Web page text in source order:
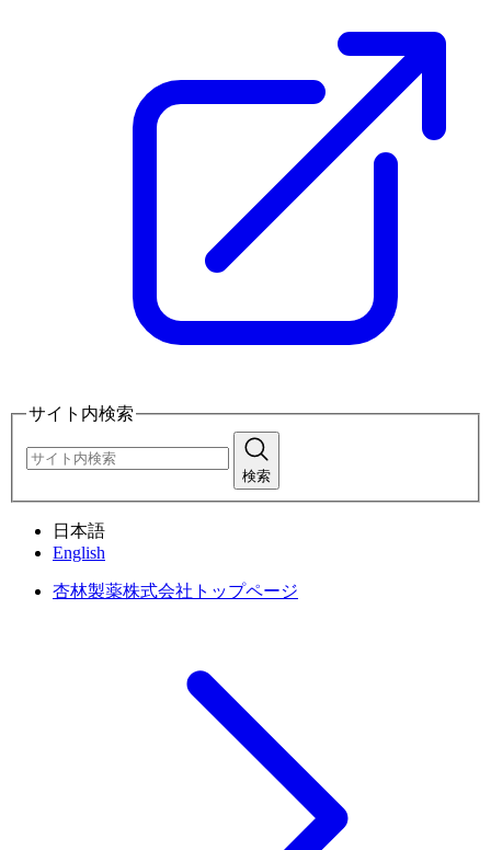
サイト内検索
検索
日本語
English
杏林製薬株式会社トップページ